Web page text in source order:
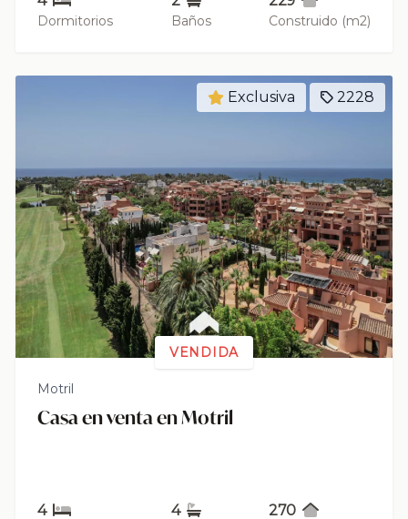
Dormitorios Baños Construido (m2)
Exclusiva 2228
VENDIDA
Motril
Casa en venta en Motril
4 4 270